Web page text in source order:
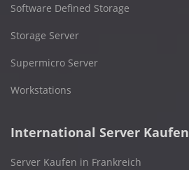
Software Defined Storage
Storage Server
Supermicro Server
Workstations
International Server Kaufen
Server Kaufen in Frankreich